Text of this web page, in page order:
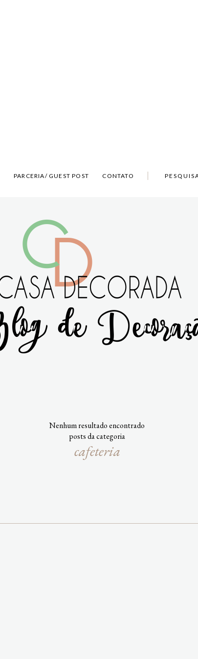
PARCERIA/ GUEST POST CONTATO
Nenhum resultado encontrado
posts da categoria
cafeteria